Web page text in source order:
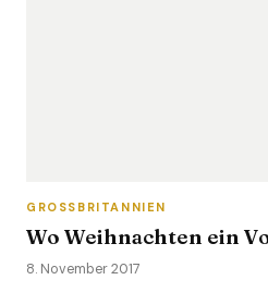
GROSSBRITANNIEN
Wo Weihnachten ein
8. November 2017